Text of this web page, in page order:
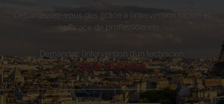
Débarrassez-vous des grâce à l’intervention rapide et
efficace de professionnels.
Demandez l’intervention d’un technicien.
Devis immédiat